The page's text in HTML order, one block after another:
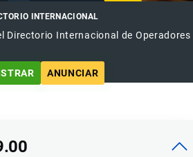
INTERNACIONAL
Directorio Internacional de Operadores
ANUNCIAR